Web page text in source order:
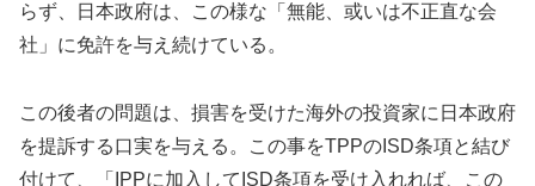
らず、日本政府は、この様な「無能、或いは不正直な会
社」に免許を与え続けている。
この後者の問題は、損害を受けた海外の投資家に日本政府
を提訴する口実を与える。この事をTPPのISD条項と結び
付けて、「IPPに加入してISD条項を受け入れれば、この